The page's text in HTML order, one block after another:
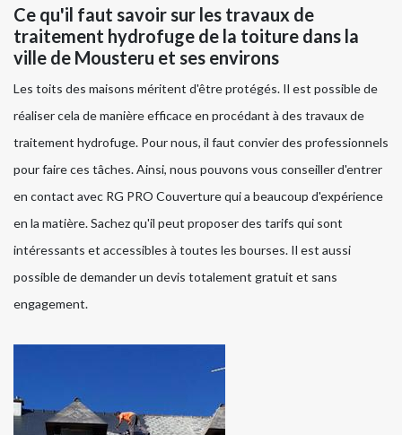
Ce qu'il faut savoir sur les travaux de
traitement hydrofuge de la toiture dans la
ville de Mousteru et ses environs
Les toits des maisons méritent d'être protégés. Il est possible de
réaliser cela de manière efficace en procédant à des travaux de
traitement hydrofuge. Pour nous, il faut convier des professionnels
pour faire ces tâches. Ainsi, nous pouvons vous conseiller d'entrer
en contact avec RG PRO Couverture qui a beaucoup d'expérience
en la matière. Sachez qu'il peut proposer des tarifs qui sont
intéressants et accessibles à toutes les bourses. Il est aussi
possible de demander un devis totalement gratuit et sans
engagement.